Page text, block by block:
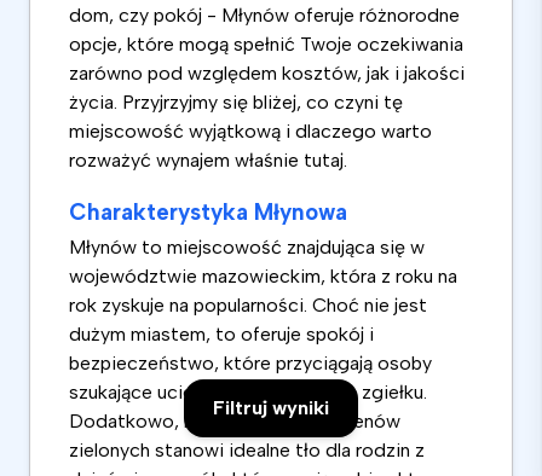
Filtruj wyniki
dom, czy pokój - Młynów oferuje różnorodne
opcje, które mogą spełnić Twoje oczekiwania
zarówno pod względem kosztów, jak i jakości
życia. Przyjrzyjmy się bliżej, co czyni tę
miejscowość wyjątkową i dlaczego warto
rozważyć wynajem właśnie tutaj.
Charakterystyka Młynowa
Młynów to miejscowość znajdująca się w
województwie mazowieckim, która z roku na
rok zyskuje na popularności. Choć nie jest
dużym miastem, to oferuje spokój i
bezpieczeństwo, które przyciągają osoby
szukające ucieczki od miejskiego zgiełku.
Dodatkowo, bliskość natury i terenów
zielonych stanowi idealne tło dla rodzin z